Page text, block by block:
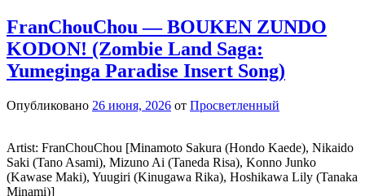
FranChouChou — BOUKEN ZUNDO
KODON! (Zombie Land Saga:
Yumeginga Paradise Insert Song)
Опубликовано 26 июня, 2026 от Просветленный
Artist: FranChouChou [Minamoto Sakura (Hondo Kaede), Nikaido
Saki (Tano Asami), Mizuno Ai (Taneda Risa), Konno Junko
(Kawase Maki), Yuugiri (Kinugawa Rika), Hoshikawa Lily (Tanaka
Minami)]